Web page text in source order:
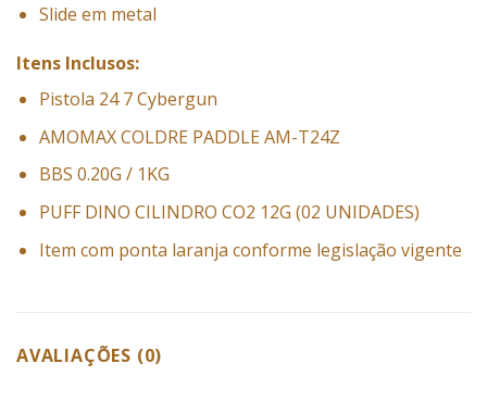
Slide em metal
Itens Inclusos:
Pistola 24 7 Cybergun
AMOMAX COLDRE PADDLE AM-T24Z
BBS 0.20G / 1KG
PUFF DINO CILINDRO CO2 12G (02 UNIDADES)
Item com ponta laranja conforme legislação vigente
AVALIAÇÕES (0)